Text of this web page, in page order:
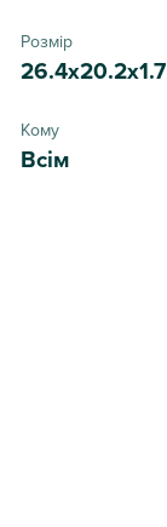
Розмір
26.4x20.2x1.7
Кому
Всім